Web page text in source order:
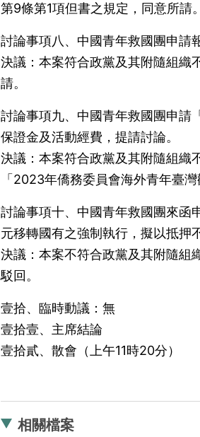
第9條第1項但書之規定，同意所請。
討論事項八、中國青年救國團申請
決議：本案符合政黨及其附隨組織
請。
討論事項九、中國青年救國團申請
保證金及活動經費，提請討論。
決議：本案符合政黨及其附隨組織
「2023年僑務委員會海外青年臺
討論事項十、中國青年救國團來函
元移轉國有之強制執行，擬以抵押
決議：本案不符合政黨及其附隨組
駁回。
壹拾、臨時動議：無
壹拾壹、主席結論
壹拾貳、散會（上午11時20分）
相關檔案